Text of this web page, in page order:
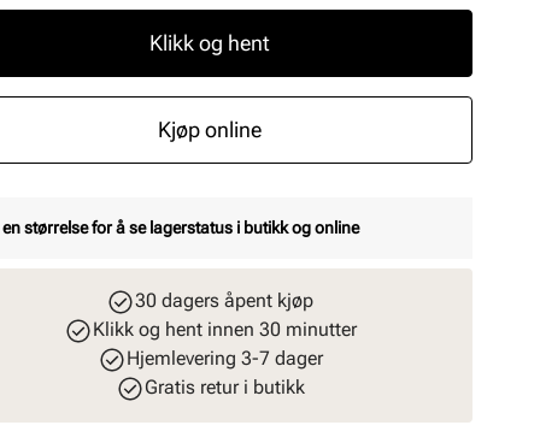
Klikk og hent
Kjøp online
størrelse for å se lagerstatus i butikk og online
30 dagers åpent kjøp
Klikk og hent innen 30 minutter
Hjemlevering 3-7 dager
Gratis retur i butikk